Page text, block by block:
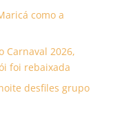
como a
Carnaval 2026,
foi rebaixada
desfiles grupo